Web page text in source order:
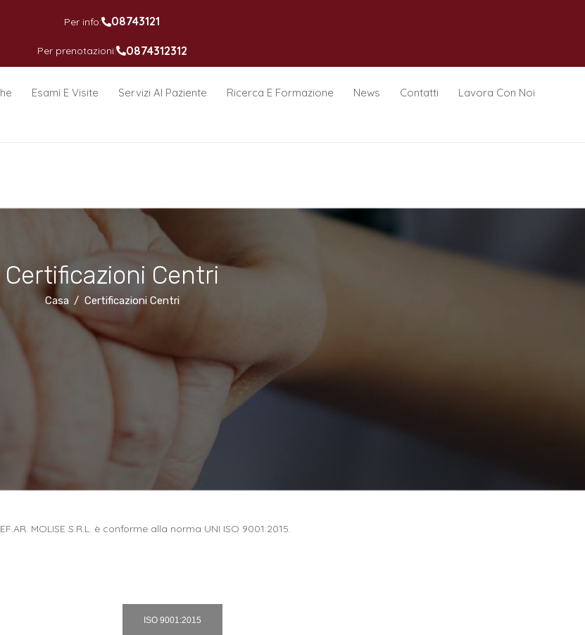
Per info: 08743121
Per prenotazioni: 0874312312
Esami E Visite Servizi Al Paziente Ricerca E Formazione News Contatti
Lavora Con Noi
Certificazioni Centri
Casa Certificazioni Centri
MOLISE S.R.L. è conforme alla norma UNI ISO 9001:2015.
ISO 9001:2015